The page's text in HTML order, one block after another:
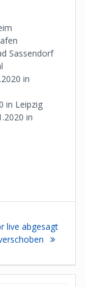
Sassendorf
in
in Leipzig
in
live abgesagt